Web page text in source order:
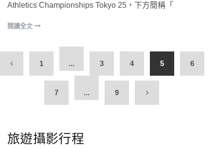
Athletics Championships Tokyo 25，下方簡稱「
閱讀全文
1 ... 3 4 5 6
7 ... 9
旅遊攝影行程